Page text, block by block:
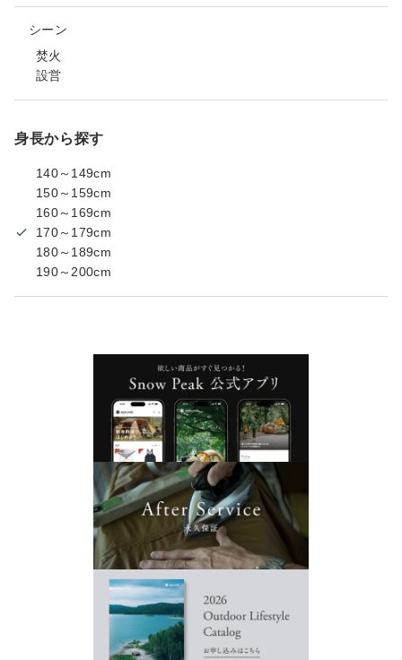
シーン
焚火
設営
身長から探す
140～149cm
150～159cm
160～169cm
170～179cm
180～189cm
190～200cm